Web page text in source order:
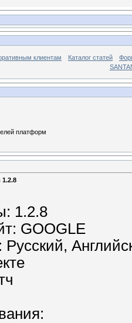
клиентам Каталог статей
платформ
1.2.8
GOOGLE